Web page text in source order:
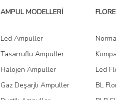
AMPUL MODELLERİ
Led Ampuller
Tasarruflu Ampuller
Halojen Ampuller
Gaz Deşarjlı Ampuller
Led
BL